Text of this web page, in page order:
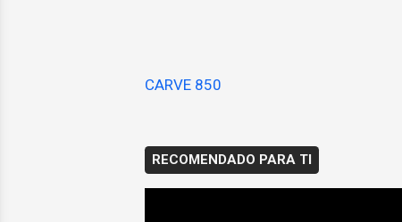
CARVE 850
RECOMENDADO PARA TI